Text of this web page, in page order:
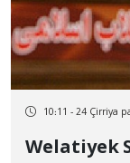
10:11 - 24 Çirriya
Welatiyek